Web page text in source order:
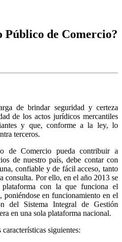
Público de Comercio?
de brindar seguridad y certeza
de los actos jurídicos mercantiles
y que, conforme a la ley, lo
terceros.
de Comercio pueda contribuir a
de nuestro país, debe contar con
confiable y de fácil acceso, tanto
consulta. Por ello, en el año 2013 se
con la que funciona el
en funcionamiento en el
del Sistema Integral de Gestión
en una sola plataforma nacional.
siguientes: